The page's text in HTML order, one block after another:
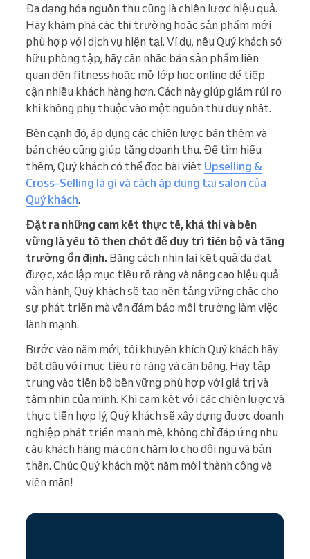
Đa dạng hóa nguồn thu cũng là chiến lược hiệu quả.
Hãy khám phá các thị trường hoặc sản phẩm mới
phù hợp với dịch vụ hiện tại. Ví dụ, nếu Quý khách sở
hữu phòng tập, hãy cân nhắc bán sản phẩm liên
quan đến fitness hoặc mở lớp học online để tiếp
cận nhiều khách hàng hơn. Cách này giúp giảm rủi ro
khi không phụ thuộc vào một nguồn thu duy nhất.
Bên cạnh đó, áp dụng các chiến lược bán thêm và
bán chéo cũng giúp tăng doanh thu. Để tìm hiểu
thêm, Quý khách có thể đọc bài viết Upselling &
Cross-Selling là gì và cách áp dụng tại salon của
Quý khách.
Đặt ra những cam kết thực tế, khả thi và bền
vững là yếu tố then chốt để duy trì tiến bộ và tăng
trưởng ổn định. Bằng cách nhìn lại kết quả đã đạt
được, xác lập mục tiêu rõ ràng và nâng cao hiệu quả
vận hành, Quý khách sẽ tạo nền tảng vững chắc cho
sự phát triển mà vẫn đảm bảo môi trường làm việc
lành mạnh.
Bước vào năm mới, tôi khuyến khích Quý khách hãy
bắt đầu với mục tiêu rõ ràng và cân bằng. Hãy tập
trung vào tiến bộ bền vững phù hợp với giá trị và
tầm nhìn của mình. Khi cam kết với các chiến lược và
thực tiễn hợp lý, Quý khách sẽ xây dựng được doanh
nghiệp phát triển mạnh mẽ, không chỉ đáp ứng nhu
cầu khách hàng mà còn chăm lo cho đội ngũ và bản
thân. Chúc Quý khách một năm mới thành công và
viên mãn!